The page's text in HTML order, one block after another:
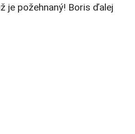
je požehnaný! Boris ďalej